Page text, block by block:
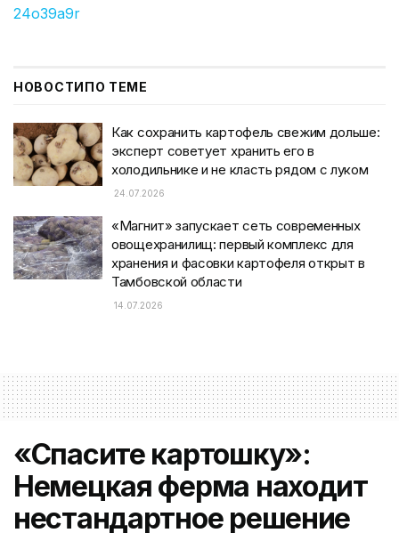
24o39a9r
НОВОСТИПО ТЕМЕ
Как сохранить картофель свежим дольше:
эксперт советует хранить его в
холодильнике и не класть рядом с луком
24.07.2026
«Магнит» запускает сеть современных
овощехранилищ: первый комплекс для
хранения и фасовки картофеля открыт в
Тамбовской области
14.07.2026
«Спасите картошку»:
Немецкая ферма находит
нестандартное решение